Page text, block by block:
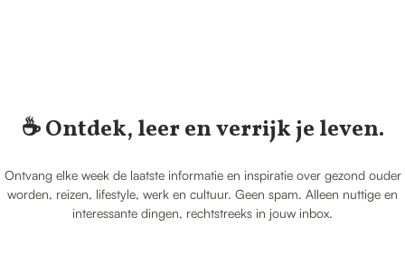
☕️ Ontdek, leer en verrijk je leven.
Ontvang elke week de laatste informatie en inspiratie over gezond ouder
worden, reizen, lifestyle, werk en cultuur. Geen spam. Alleen nuttige en
interessante dingen, rechtstreeks in jouw inbox.